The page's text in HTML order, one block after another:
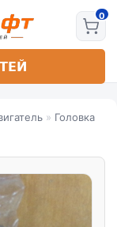
» Головка